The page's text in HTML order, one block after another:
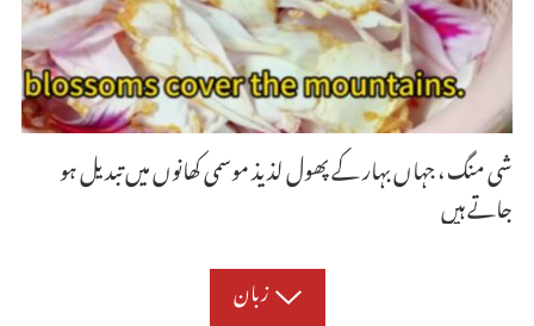
شی منگ ، جہاں بہار کے پھول لذیذ موسمی کھانوں میں تبدیل ہو
جاتے ہیں
زبان